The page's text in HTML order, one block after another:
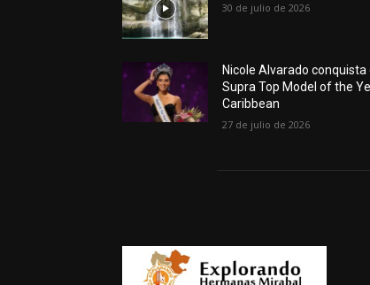
30 de julio de 2026
Nicole Alvarado conquista
Supra Top Model of the
Caribbean
27 de julio de 2026